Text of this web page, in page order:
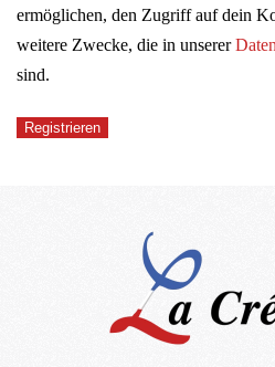
ermöglichen, den Zugriff auf dein
weitere Zwecke, die in unserer
sind.
Registrieren